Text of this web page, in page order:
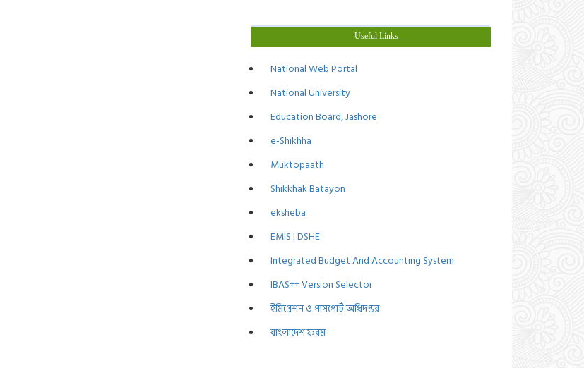
Useful Links
National Web Portal
National University
Education Board, Jashore
e-Shikhha
Muktopaath
Shikkhak Batayon
eksheba
EMIS | DSHE
Integrated Budget And Accounting System
IBAS++ Version Selector
ইমিগ্রেশন ও পাসপোর্ট অধিদপ্তর
বাংলাদেশ ফরম